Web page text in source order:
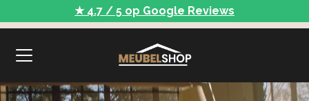
★ 4.7 / 5 op Google Reviews